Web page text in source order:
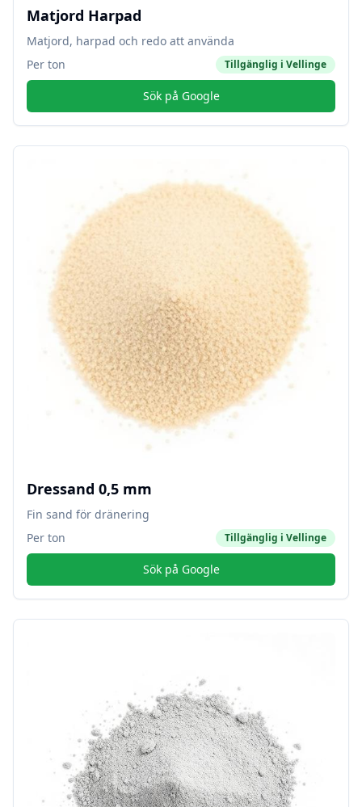
Matjord Harpad
Matjord, harpad och redo att använda
Per ton
Tillgänglig i Vellinge
Sök på Google
Dressand 0,5 mm
Fin sand för dränering
Per ton
Tillgänglig i Vellinge
Sök på Google